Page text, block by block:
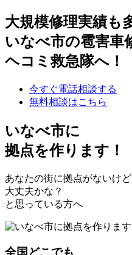
大規模修理実績も
いなべ市の雹害車
ヘコミ救急隊へ！
今すぐ電話相談する
無料相談はこちら
いなべ市に
拠点を作ります！
あなたの街に拠点がないけど
大丈夫かな？
と思っている方へ
全国どこでも、